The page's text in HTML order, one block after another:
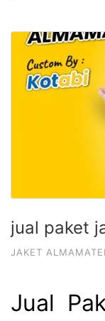
jual paket
JAKET
Jual